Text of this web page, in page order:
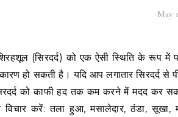
May
हो सकती है। यदि आप लगातार सिरदर्द
को काफी हद तक कम करने में मदद कर
करें: तला हुआ, मसालेदार, ठंडा, सूखा,